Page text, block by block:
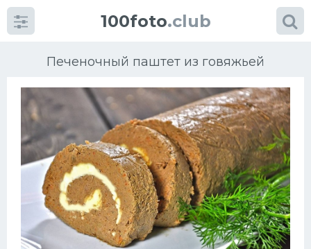
100foto.club
Печеночный паштет из говяжьей
Категориикартинок
Супы
Мясные блюда